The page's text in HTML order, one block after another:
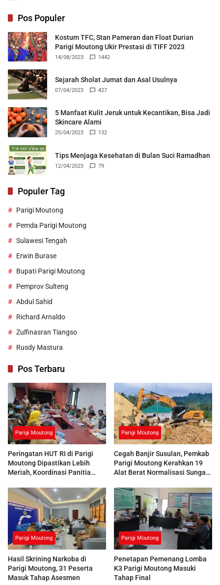
Pos Populer
Kostum TFC, Stan Pameran dan Float Durian
Parigi Moutong Ukir Prestasi di TIFF 2023
14/08/2023 1442
Sejarah Sholat Jumat dan Asal Usulnya
07/04/2023 427
5 Manfaat Kulit Jeruk untuk Kecantikan, Bisa Jadi
Skincare Alami
25/04/2023 132
Tips Menjaga Kesehatan di Bulan Suci Ramadhan
12/04/2023 79
Populer Tag
Parigi Moutong
Pemda Parigi Moutong
Sulawesi Tengah
Erwin Burase
Bupati Parigi Moutong
Pemprov Sulteng
Abdul Sahid
Richard Arnaldo
Zulfinasran Tiangso
Rusdy Mastura
Pos Terbaru
Parigi Moutong
Peringatan HUT RI di Parigi
Moutong Dipastikan Lebih
Meriah, Koordinasi Panitia
Parigi Moutong
Cegah Banjir Susulan, Pemkab
Parigi Moutong Kerahkan 19
Alat Berat Normalisasi Sungai
Parigi Moutong
Hasil Skrining Narkoba di
Parigi Moutong, 31 Peserta
Masuk Tahap Asesmen
Parigi Moutong
Penetapan Pemenang Lomba
K3 Parigi Moutong Masuki
Tahap Final